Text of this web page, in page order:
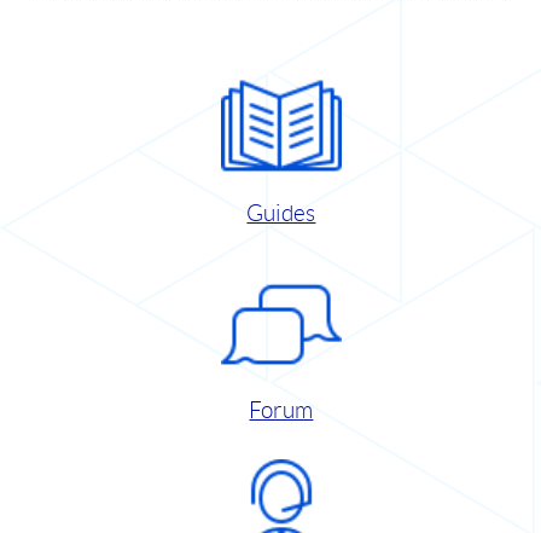
Guides
Forum